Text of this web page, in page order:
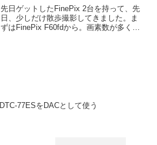
先日ゲットしたFinePix 2台を持って、先
日、少しだけ散歩撮影してきました。ま
ずはFinePix F60fdから。画素数が多くな
DTC-77ESをDACとして使う